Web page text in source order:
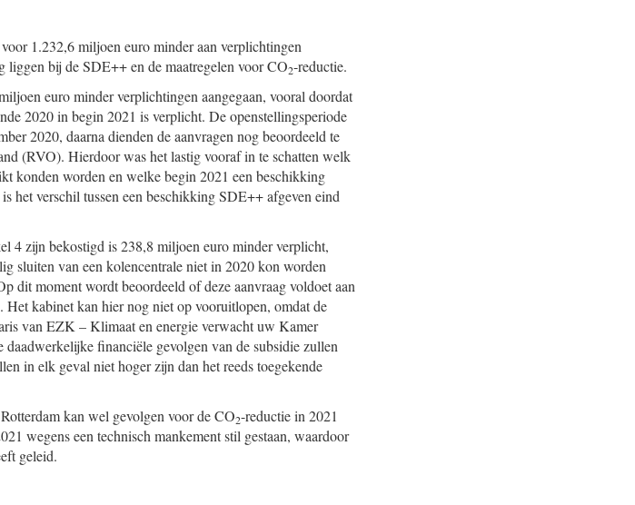
1.232,6 miljoen euro minder aan verplichtingen
liggen bij de SDE++ en de maatregelen voor CO2-reductie.
euro minder verplichtingen aangegaan, vooral doordat
2020 in begin 2021 is verplicht. De openstellingsperiode
2020, daarna dienden de aanvragen nog beoordeeld te
(RVO). Hierdoor was het lastig vooraf in te schatten welk
konden worden en welke begin 2021 een beschikking
het verschil tussen een beschikking SDE++ afgeven eind
4 zijn bekostigd is 238,8 miljoen euro minder verplicht,
sluiten van een kolencentrale niet in 2020 kon worden
dit moment wordt beoordeeld of deze aanvraag voldoet aan
Het kabinet kan hier nog niet op vooruitlopen, omdat de
van EZK – Klimaat en energie verwacht uw Kamer
financiële gevolgen van de subsidie zullen
in elk geval niet hoger zijn dan het reeds toegekende
kan wel gevolgen voor de CO2-reductie in 2021
wegens een technisch mankement stil gestaan, waardoor
geleid.